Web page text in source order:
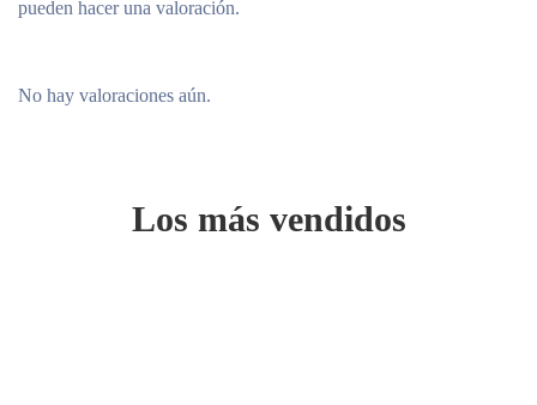
No hay valoraciones aún.
pueden hacer una valoración.
Los más vendidos